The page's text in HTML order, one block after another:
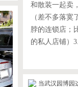
和散装一起卖
（差不多落
脖的连锁店；
的私人店铺）